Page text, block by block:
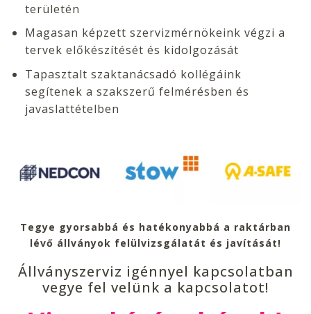
területén
Magasan képzett szervizmérnökeink végzi a
tervek előkészítését és kidolgozását
Tapasztalt szaktanácsadó kollégáink
segítenek a szakszerű felmérésben és
javaslattételben
Tegye gyorsabbá és hatékonyabbá a raktárban
lévő állványok felülvizsgálatát és javítását!
Állványszerviz igénnyel kapcsolatban
vegye fel velünk a kapcsolatot!